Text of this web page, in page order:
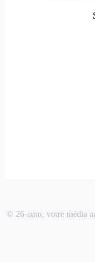
© 26-auto, votre média